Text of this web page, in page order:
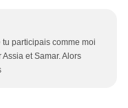
participais comme moi
et Samar. Alors